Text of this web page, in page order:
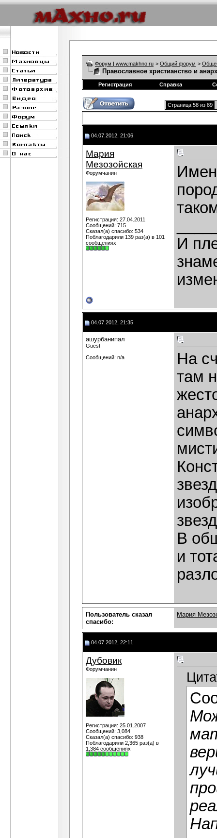
Форум | www.makhno.ru > Общий форум >
Православное христианство и
Регистрация Справка
Страница 58 из 89
04.07.2012, 21:06
Мария
Мезозойская
Форумчанин
Регистрация: 27.04.2011
Сообщений: 715
Сказал(а) спасибо: 534
Поблагодарили 139 раз(а) в 101
сообщениях
И
04.07.2012, 21:35
ашурбанипал
Guest
Сообщений: n/a
На
там
В
и
Пользователь сказал
cпасибо:
Мария
04.07.2012, 22:11
Дубовик
Форумчанин
Регистрация: 25.01.2007
Сообщений: 3,084
Сказал(а) спасибо: 938
Поблагодарили 2,365 раз(а) в
1,384 сообщениях